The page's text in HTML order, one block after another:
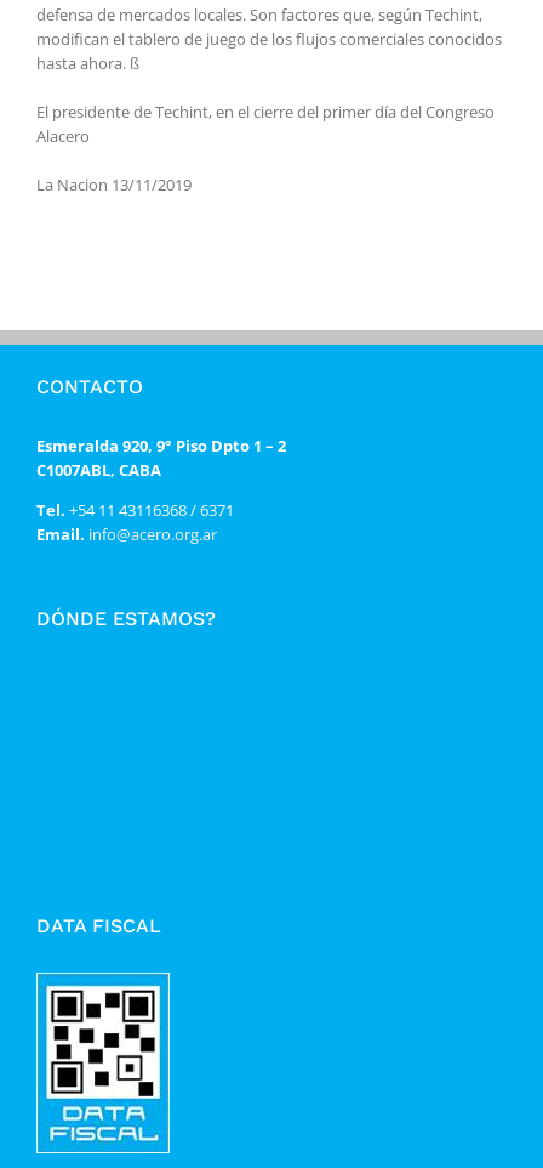
defensa de mercados locales. Son factores que, según Techint,
modifican el tablero de juego de los flujos comerciales conocidos
hasta ahora. ß
El presidente de Techint, en el cierre del primer día del Congreso
Alacero
La Nacion 13/11/2019
CONTACTO
Esmeralda 920, 9° Piso Dpto 1 – 2
C1007ABL, CABA
Tel. +54 11 43116368 / 6371
Email. info@acero.org.ar
DÓNDE ESTAMOS?
DATA FISCAL